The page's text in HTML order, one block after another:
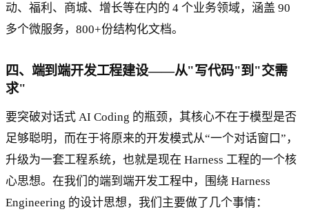
动、福利、商城、增长等在内的 4 个业务领域，涵盖 90
多个微服务，800+份结构化文档。
四、端到端开发工程建设——从"写代码"到"交需
求"
要突破对话式 AI Coding 的瓶颈，其核心不在于模型是否
足够聪明，而在于将原来的开发模式从“一个对话窗口”，
升级为一套工程系统，也就是现在 Harness 工程的一个核
心思想。在我们的端到端开发工程中，围绕 Harness
Engineering 的设计思想，我们主要做了几个事情：